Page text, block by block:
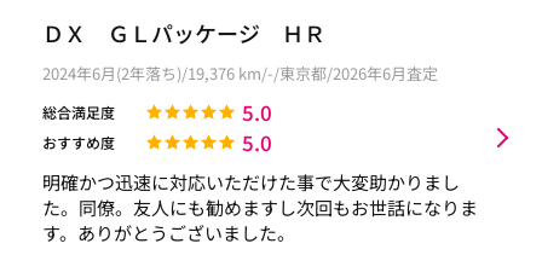
ＤＸ ＧＬパッケージ ＨＲ
2024年6月(2年落ち)/19,376 km/-/東京都/2026年6月査定
総合満足度 5.0
おすすめ度 5.0
明確かつ迅速に対応いただけた事で大変助かりまし
た。同僚。友人にも勧めますし次回もお世話になりま
す。ありがとうございました。